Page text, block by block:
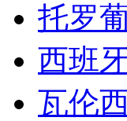
托罗
西班
瓦伦